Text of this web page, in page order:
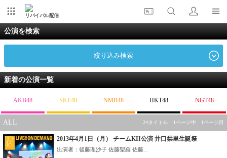
リバイバル配信
公演を検索
絞り込み検索
新着の公演一覧
AKB48 SKE48 NMB48 HKT48 NGT48
ALL 24タイトル 1ページ中 1ページ目
2013年4月1日（月） チームKII公演 井口栞里生誕祭
出演者：後藤理沙子 佐藤聖羅 佐藤...